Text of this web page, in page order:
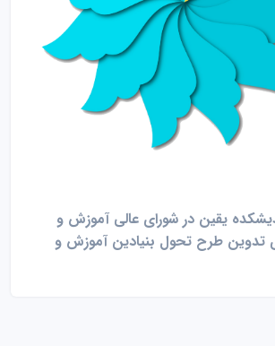
یقین در شورای عالی آموزش و
تدوین طرح تحول بنیادین آموزش و